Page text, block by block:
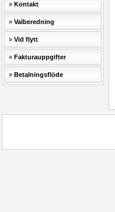
Kontakt
Valberedning
Vid flytt
Fakturauppgifter
Betalningsflöde